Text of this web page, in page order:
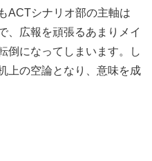
ACTシナリオ部の主軸は
、広報を頑張るあまりメイ
倒になってしまいます。し
上の空論となり、意味を成